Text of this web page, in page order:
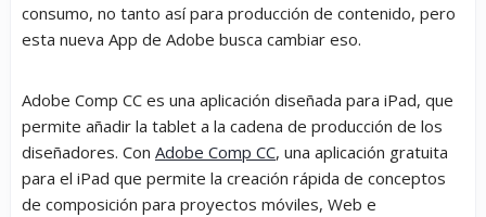
consumo, no tanto así para producción de contenido, pero
esta nueva App de Adobe busca cambiar eso.
Adobe Comp CC es una aplicación diseñada para iPad, que
permite añadir la tablet a la cadena de producción de los
diseñadores. Con Adobe Comp CC, una aplicación gratuita
para el iPad que permite la creación rápida de conceptos
de composición para proyectos móviles, Web e